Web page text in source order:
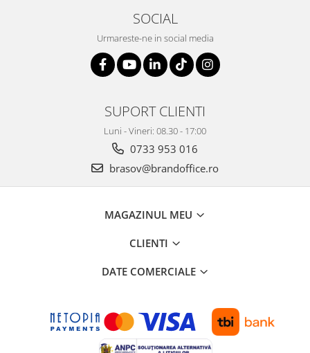
Tehnica si mobilier pentru birou
Calculatoare de birou
Cosuri de gunoi pentru birou
Scaune, birouri si produse
SOCIAL
Urmareste-ne in social media
SUPORT CLIENTI
Luni - Vineri: 08.30 - 17:00
0733 953 016
brasov@brandoffice.ro
MAGAZINUL MEU
CLIENTI
DATE COMERCIALE